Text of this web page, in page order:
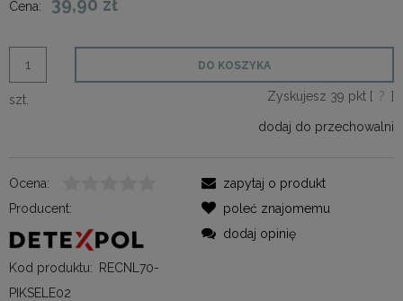
Cena: 39,90 zł
szt.
DO KOSZYKA
Zyskujesz 39 pkt [ ? ]
dodaj do przechowalni
Ocena:
Producent:
Kod produktu:
RECNL70-
PIKSELE02
zapytaj o produkt
poleć znajomemu
dodaj opinię